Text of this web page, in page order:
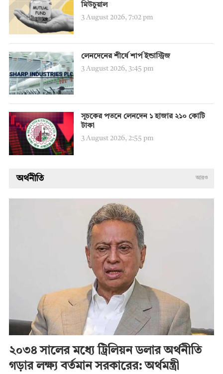
মিউচুয়াল
3 August 2026, 7:02 pm
লেনদেনের শীর্ষে শার্প ইন্ডাস্ট্রিজ
3 August 2026, 3:45 pm
সূচকের পতনে লেনদেন ১ হাজার ২১০ কোটি
টাকা
3 August 2026, 2:55 pm
অর্থনীতি আরও
২০৩৪ সালের মধ্যে ট্রিলিয়ন ডলার অর্থনীতি
গড়ার লক্ষ্য বর্তমান সরকারের: অর্থমন্ত্রী